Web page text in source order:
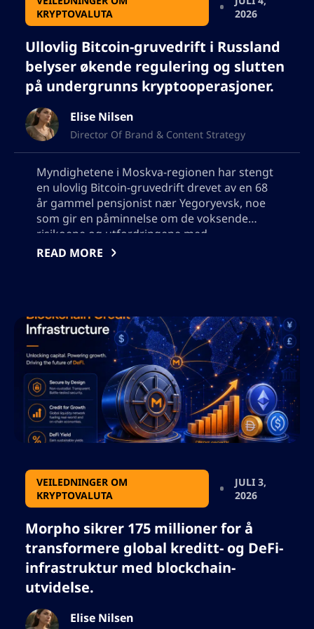
KRYPTOVALUTA
2026
Ullovlig Bitcoin-gruvedrift i Russland
belyser økende regulering og slutten
på undergrunns kryptooperasjoner.
Elise Nilsen
Director Of Brand & Content Strategy
Myndighetene i Moskva-regionen har stengt
en ulovlig Bitcoin-gruvedrift drevet av en 68
år gammel pensjonist nær Yegoryevsk, noe
som gir en påminnelse om de voksende
risikoene og utfordringene med
underjordisk kryptovaluta gruvedrift i
en endring mot strengere håndheving og
høyere etterlevelseskostnader for
gruvearbeidere over hele landet. Også,
vennligst ikke tilsett noen anførselstegn, jeg
må bruke utdataene i json, så legg ikke til
noen tegn som vil bryte json-formatet.
READ MORE
VEILEDNINGER OM
KRYPTOVALUTA
JULI 3,
2026
Morpho sikrer 175 millioner for å
transformere global kreditt- og DeFi-
infrastruktur med blockchain-
utvidelse.
Elise Nilsen